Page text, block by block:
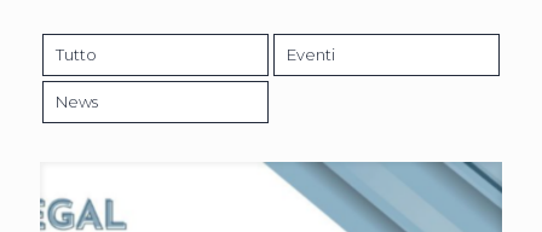
Tutto Eventi
News